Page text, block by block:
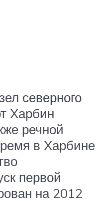
северного
Харбин
речной
в Харбине
первой
на 2012